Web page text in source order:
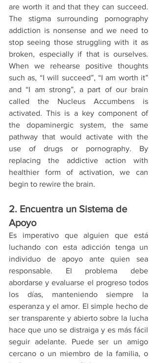
are worth it and that they can succeed.
The stigma surrounding pornography
addiction is nonsense and we need to
stop seeing those struggling with it as
broken, especially if that is ourselves.
When we rehearse positive thoughts
such as, “I will succeed”, “I am worth it”
and “I am strong”, a part of our brain
called the Nucleus Accumbens is
activated. This is a key component of
the dopaminergic system, the same
pathway that would activate with the
use of drugs or pornography. By
replacing the addictive action with
healthier form of activation, we can
begin to rewire the brain.
2. Encuentra un Sistema de
Apoyo
Es imperativo que alguien que está
luchando con esta adicción tenga un
individuo de apoyo ante quien sea
responsable. El problema debe
abordarse y evaluarse el progreso todos
los días, manteniendo siempre la
esperanza y el amor. El simple hecho de
ser transparente y abierto sobre la lucha
hace que uno se distraiga y es más fácil
seguir adelante. Puede ser un amigo
cercano o un miembro de la familia, o